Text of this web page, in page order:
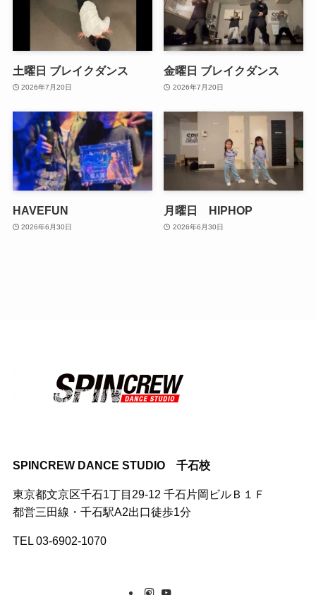
土曜日 ブレイクダンス
2026年7月20日
金曜日 ブレイクダンス
2026年7月20日
HAVEFUN
2026年6月30日
月曜日 HIPHOP
2026年6月30日
SPINCREW DANCE STUDIO 千石校
東京都文京区千石1丁目29-12 千石片岡ビルＢ１Ｆ
都営三田線・千石駅A2出口徒歩1分
TEL 03-6902-1070